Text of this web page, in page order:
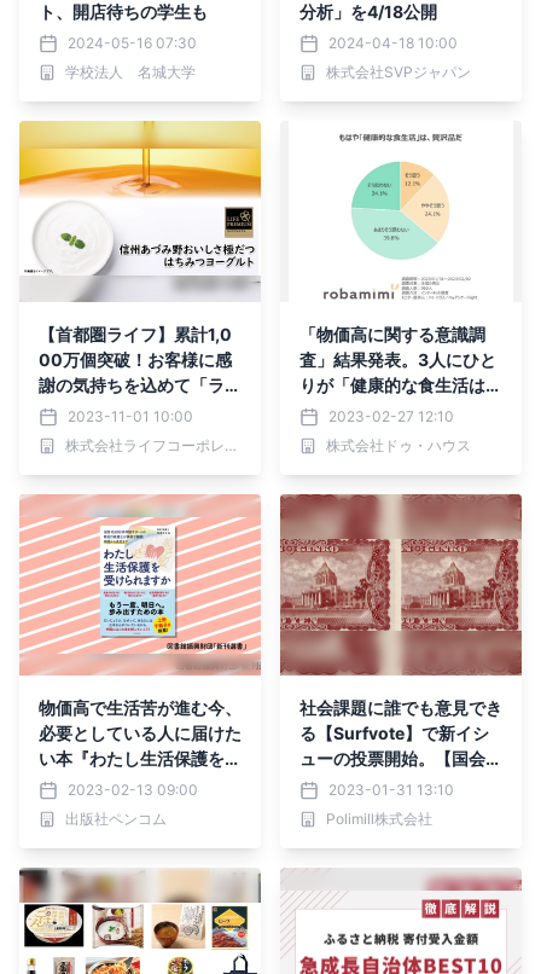
ト、開店待ちの学生も
2024-05-16 07:30
学校法人 名城大学
分析」を4/18公開
2024-04-18 10:00
株式会社SVPジャパン
【首都圏ライフ】累計1,0
00万個突破！お客様に感
謝の気持ちを込めて「ライ
フプレミアム はちみつヨ
ーグルト」が11月限定で4
0g増量中！
2023-11-01 10:00
株式会社ライフコーポレーション
「物価高に関する意識調
査」結果発表。3人にひと
りが「健康的な食生活はぜ
いたく品」と回答
2023-02-27 12:10
株式会社ドゥ・ハウス
物価高で生活苦が進む今、
必要としている人に届けた
い本『わたし生活保護を受
けられますか』
2023-02-13 09:00
出版社ペンコム
社会課題に誰でも意見でき
る【Surfvote】で新イシ
ューの投票開始。【国会議
員報酬世界3位】日本は1
位のシンガポールのように
国の指標に連動させるべき
2023-01-31 13:10
Polimill株式会社